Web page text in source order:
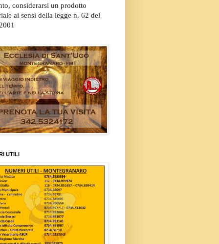
considerarsi un prodotto
ai sensi della legge n. 62 del
UTILI